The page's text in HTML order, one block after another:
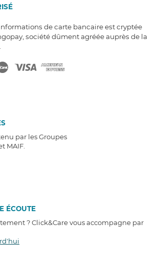
de carte bancaire est cryptée
société dûment agréée auprès de la
par les Groupes
MAIF.
ÉCOUTE
? Click&Care vous accompagne par